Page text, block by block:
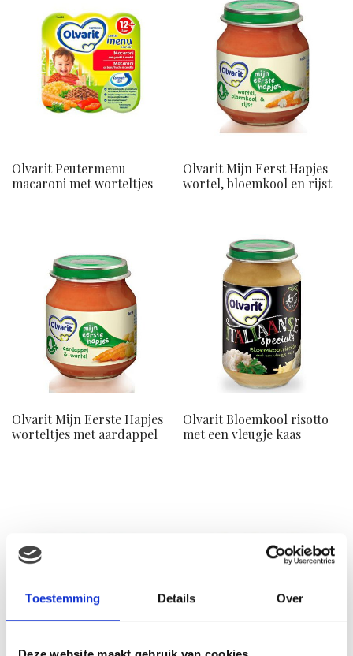
Toestemming Details Over
Olvarit Peutermenu
macaroni met worteltjes
Olvarit Mijn Eerst Hapjes
wortel, bloemkool en rijst
Olvarit Mijn Eerste Hapjes
worteltjes met aardappel
Olvarit Bloemkool risotto
met een vleugje kaas